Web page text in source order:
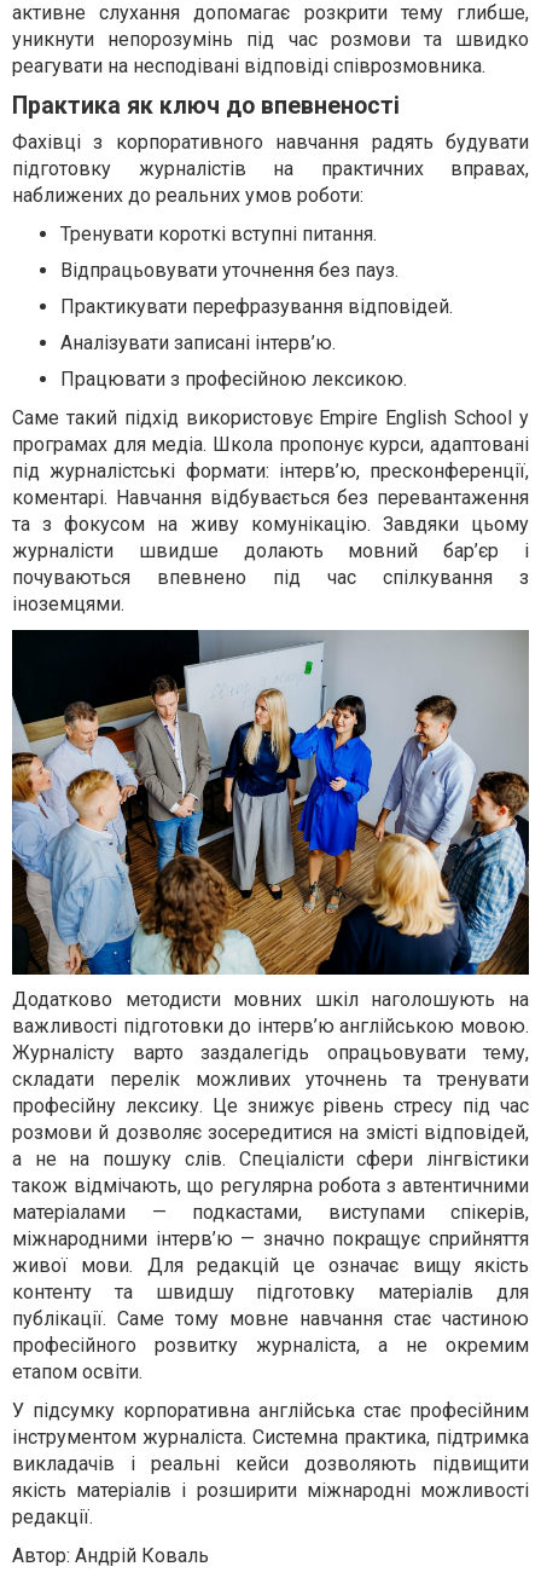
активне слухання допомагає розкрити тему глибше,
уникнути непорозумінь під час розмови та швидко
реагувати на несподівані відповіді співрозмовника.
Практика як ключ до впевненості
Фахівці з корпоративного навчання радять будувати
підготовку журналістів на практичних вправах,
наближених до реальних умов роботи:
Тренувати короткі вступні питання.
Відпрацьовувати уточнення без пауз.
Практикувати перефразування відповідей.
Аналізувати записані інтерв’ю.
Працювати з професійною лексикою.
Саме такий підхід використовує Empire English School у
програмах для медіа. Школа пропонує курси, адаптовані
під журналістські формати: інтерв’ю, пресконференції,
коментарі. Навчання відбувається без перевантаження
та з фокусом на живу комунікацію. Завдяки цьому
журналісти швидше долають мовний бар’єр і
почуваються впевнено під час спілкування з
іноземцями.
Додатково методисти мовних шкіл наголошують на
важливості підготовки до інтерв’ю англійською мовою.
Журналісту варто заздалегідь опрацьовувати тему,
складати перелік можливих уточнень та тренувати
професійну лексику. Це знижує рівень стресу під час
розмови й дозволяє зосередитися на змісті відповідей,
а не на пошуку слів. Спеціалісти сфери лінгвістики
також відмічають, що регулярна робота з автентичними
матеріалами — подкастами, виступами спікерів,
міжнародними інтерв’ю — значно покращує сприйняття
живої мови. Для редакцій це означає вищу якість
контенту та швидшу підготовку матеріалів для
публікації. Саме тому мовне навчання стає частиною
професійного розвитку журналіста, а не окремим
етапом освіти.
У підсумку корпоративна англійська стає професійним
інструментом журналіста. Системна практика, підтримка
викладачів і реальні кейси дозволяють підвищити
якість матеріалів і розширити міжнародні можливості
редакції.
Автор: Андрій Коваль